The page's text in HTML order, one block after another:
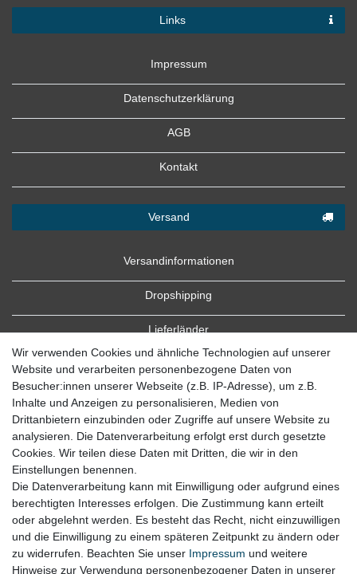
Links
Impressum
Datenschutzerklärung
AGB
Kontakt
Versand
Versandinformationen
Dropshipping
Lieferländer
Zahlung
Zahlungsbedingungen
Wir verwenden Cookies und ähnliche Technologien auf unserer
Website und verarbeiten personenbezogene Daten von
Besucher:innen unserer Webseite (z.B. IP-Adresse), um z.B.
Inhalte und Anzeigen zu personalisieren, Medien von
Drittanbietern einzubinden oder Zugriffe auf unsere Website zu
analysieren. Die Datenverarbeitung erfolgt erst durch gesetzte
Cookies. Wir teilen diese Daten mit Dritten, die wir in den
Einstellungen benennen.
Die Datenverarbeitung kann mit Einwilligung oder aufgrund eines
berechtigten Interesses erfolgen. Die Zustimmung kann erteilt
oder abgelehnt werden. Es besteht das Recht, nicht einzuwilligen
und die Einwilligung zu einem späteren Zeitpunkt zu ändern oder
zu widerrufen. Beachten Sie unser Impressum und weitere
Hinweise zur Verwendung personenbezogener Daten in unserer